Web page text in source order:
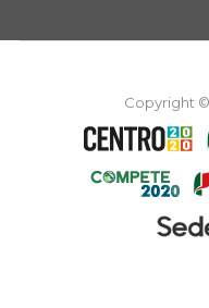
Copyright